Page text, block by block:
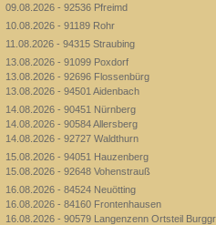
09.08.2026 - 92536 Pfreimd
10.08.2026 - 91189 Rohr
11.08.2026 - 94315 Straubing
13.08.2026 - 91099 Poxdorf
13.08.2026 - 92696 Flossenbürg
13.08.2026 - 94501 Aidenbach
14.08.2026 - 90451 Nürnberg
14.08.2026 - 90584 Allersberg
14.08.2026 - 92727 Waldthurn
15.08.2026 - 94051 Hauzenberg
15.08.2026 - 92648 Vohenstrauß
16.08.2026 - 84524 Neuötting
16.08.2026 - 84160 Frontenhausen
16.08.2026 - 90579 Langenzenn Ortsteil